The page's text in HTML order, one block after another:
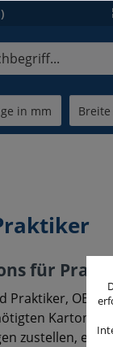
für
Praktiker, OBI
Kartons
zustellen,